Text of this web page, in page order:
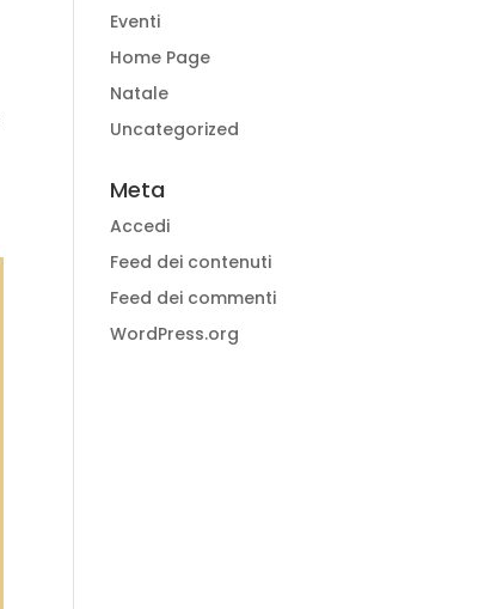
Eventi
Home Page
Natale
Uncategorized
Meta
Accedi
Feed dei contenuti
Feed dei commenti
WordPress.org